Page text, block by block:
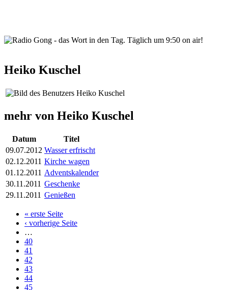
Heiko Kuschel
mehr von Heiko Kuschel
Datum
Titel
09.07.2012 Wasser erfrischt
02.12.2011 Kirche wagen
01.12.2011 Adventskalender
30.11.2011 Geschenke
29.11.2011 Genießen
Seiten« erste Seite
‹ vorherige Seite
…
40
41
42
43
44
45